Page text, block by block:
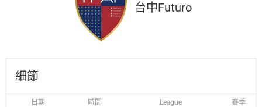
台中Futuro
細節
日期 時間 League 賽季